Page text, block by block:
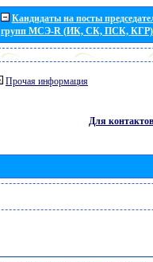
Кандидаты на посты
групп МСЭ-R (ИК, СК, ПСК, КГР)
Прочая информация
Для контактов